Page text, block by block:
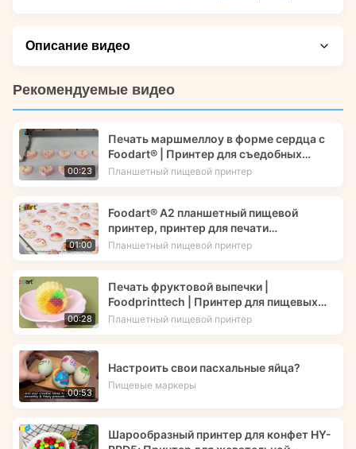
Описание видео
Нужны быстрые ответы о практическом использовании? В
A4, демонстрирующий возможности полноцветной
печати CMYK с высоким разрешением. Вы увидите, как
он создает яркие съедобные изображения
д., а также узнаете об автоматической регулировке
высоты для предметов высотой до 15 см.
Рекомендуемые видео
00:23
Печать маршмеллоу в форме сердца с
Foodart® | Принтер для съедобных
чернил | Foodprinttech
Планшетный пищевой принтер
01:00
Foodart® A2 планшетный пищевой
принтер, принтер для печати
съедобными чернилами изображений
Планшетный пищевой принтер
00:28
Печать фруктовой выпечки |
Foodprinttech | Принтер для пищевых
чернил
Планшетный пищевой принтер
00:53
Настроить свои пасхальные яйца?
Пищевые маркеры
Шарообразный принтер для конфет HY-